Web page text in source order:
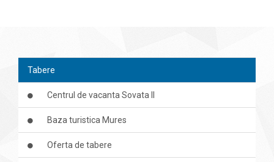
Tabere
Centrul de vacanta Sovata II
Baza turistica Mures
Oferta de tabere